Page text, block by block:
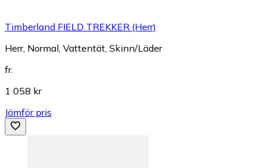
Timberland FIELD TREKKER (Herr)
Herr, Normal, Vattentät, Skinn/Läder
fr.
1 058 kr
Jämför pris